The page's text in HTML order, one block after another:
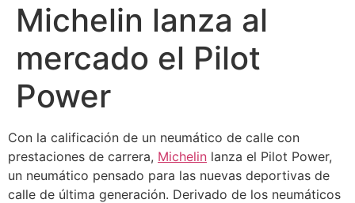
Michelin lanza al
mercado el Pilot
Power
Con la calificación de un neumático de calle con
prestaciones de carrera, Michelin lanza el Pilot Power,
un neumático pensado para las nuevas deportivas de
calle de última generación. Derivado de los neumáticos